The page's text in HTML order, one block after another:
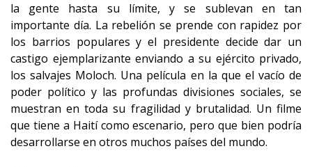
la gente hasta su límite, y se sublevan en tan
importante día. La rebelión se prende con rapidez por
los barrios populares y el presidente decide dar un
castigo ejemplarizante enviando a su ejército privado,
los salvajes Moloch. Una película en la que el vacío de
poder político y las profundas divisiones sociales, se
muestran en toda su fragilidad y brutalidad. Un filme
que tiene a Haití como escenario, pero que bien podría
desarrollarse en otros muchos países del mundo.